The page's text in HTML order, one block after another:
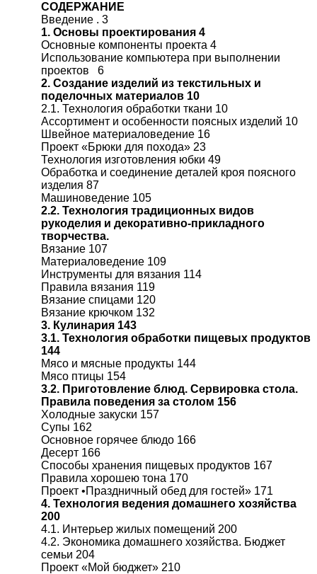
СОДЕРЖАНИЕ
Введение . 3
1. Основы проектирования 4
Основные компоненты проекта 4
Использование компьютера при выполнении
проектов 6
2. Создание изделий из текстильных и
поделочных материалов 10
2.1. Технология обработки ткани 10
Ассортимент и особенности поясных изделий 10
Швейное материаловедение 16
Проект «Брюки для похода» 23
Технология изготовления юбки 49
Обработка и соединение деталей кроя поясного
изделия 87
Машиноведение 105
2.2. Технология традиционных видов
рукоделия и декоративно-прикладного
творчества.
Вязание 107
Материаловедение 109
Инструменты для вязания 114
Правила вязания 119
Вязание спицами 120
Вязание крючком 132
3. Кулинария 143
3.1. Технология обработки пищевых продуктов
144
Мясо и мясные продукты 144
Мясо птицы 154
3.2. Приготовление блюд. Сервировка стола.
Правила поведения за столом 156
Холодные закуски 157
Супы 162
Основное горячее блюдо 166
Десерт 166
Способы хранения пищевых продуктов 167
Правила хорошею тона 170
Проект •Праздничный обед для гостей» 171
4. Технология ведения домашнего хозяйства
200
4.1. Интерьер жилых помещений 200
4.2. Экономика домашнего хозяйства. Бюджет
семьи 204
Проект «Мой бюджет» 210